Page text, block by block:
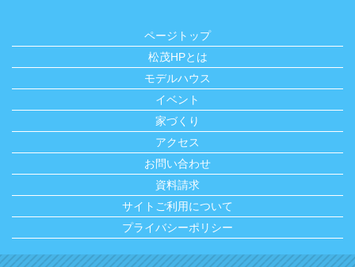
ページトップ
松茂HPとは
モデルハウス
イベント
家づくり
アクセス
お問い合わせ
資料請求
サイトご利用について
プライバシーポリシー